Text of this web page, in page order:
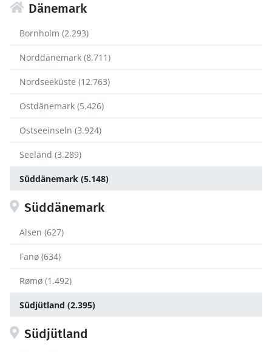
Dänemark
Bornholm (2.293)
Norddänemark (8.711)
Nordseeküste (12.763)
Ostdänemark (5.426)
Ostseeinseln (3.924)
Seeland (3.289)
Süddänemark (5.148)
Süddänemark
Alsen (627)
Fanø (634)
Rømø (1.492)
Südjütland (2.395)
Südjütland